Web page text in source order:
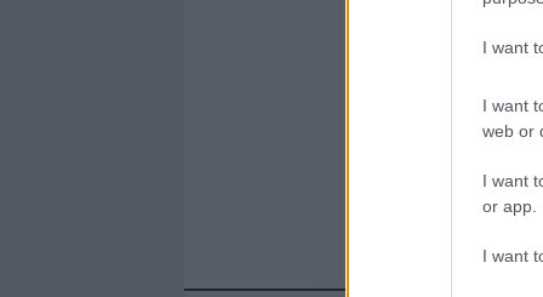
I want
I want
web or
I want
or app.
I want